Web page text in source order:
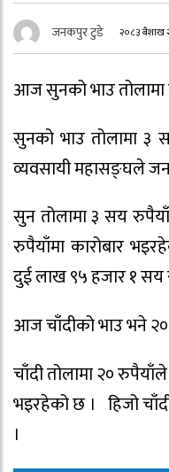
जनकपुर टुडे २०८३ बैशाख
आज सुनको भाउ तोलामा
सुनको भाउ तोलामा
व्यवसायी महासङ्घले
सुन तोलामा ३ सय
रुपैयाँमा कारोबार
दुई लाख ९५ हजार १ सय
आज चाँदीको भाउ भने
चाँदी तोलामा २०
भइरहेको छ । हिजो
।